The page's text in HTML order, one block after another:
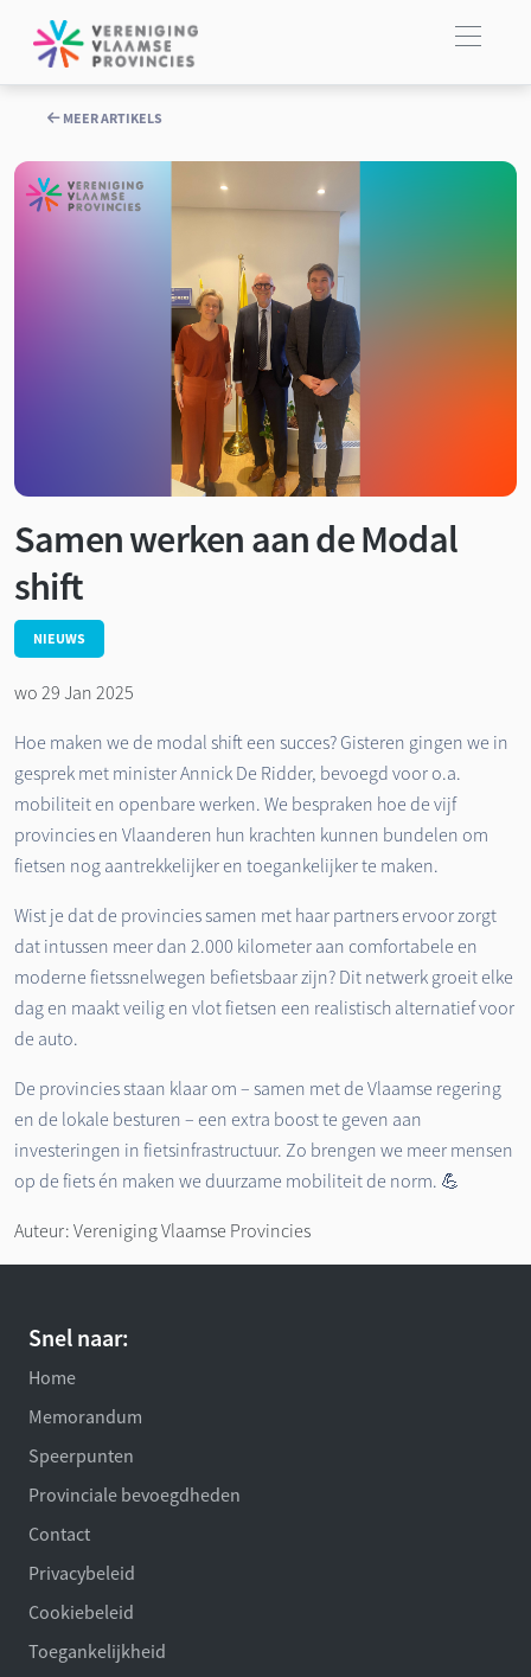
MEER ARTIKELS
Samen werken aan de Modal
shift
NIEUWS
wo 29 Jan 2025
Hoe maken we de modal shift een succes? Gisteren gingen we in
gesprek met minister Annick De Ridder, bevoegd voor o.a.
mobiliteit en openbare werken. We bespraken hoe de vijf
provincies en Vlaanderen hun krachten kunnen bundelen om
fietsen nog aantrekkelijker en toegankelijker te maken.
Wist je dat de provincies samen met haar partners ervoor zorgt
dat intussen meer dan 2.000 kilometer aan comfortabele en
moderne fietssnelwegen befietsbaar zijn? Dit netwerk groeit elke
dag en maakt veilig en vlot fietsen een realistisch alternatief voor
de auto.
De provincies staan klaar om – samen met de Vlaamse regering
en de lokale besturen – een extra boost te geven aan
investeringen in fietsinfrastructuur. Zo brengen we meer mensen
op de fiets én maken we duurzame mobiliteit de norm. 💪
Auteur: Vereniging Vlaamse Provincies
Snel naar:
Home
Memorandum
Speerpunten
Provinciale bevoegdheden
Contact
Privacybeleid
Cookiebeleid
Toegankelijkheid